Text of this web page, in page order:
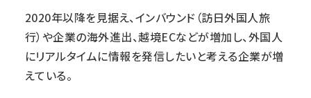
2020年以降を見据え、インバウンド（訪日外国人旅
行）や企業の海外進出、越境ECなどが増加し、外国人
にリアルタイムに情報を発信したいと考える企業が増
えている。